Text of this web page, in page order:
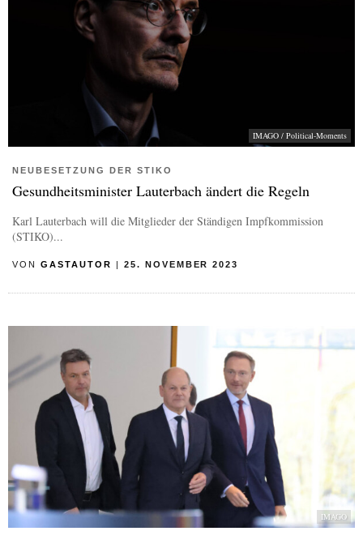
IMAGO / Political-Moments
NEUBESETZUNG DER STIKO
Gesundheitsminister Lauterbach ändert die Regeln
Karl Lauterbach will die Mitglieder der Ständigen Impfkommission
(STIKO)...
VON GASTAUTOR | 25. NOVEMBER 2023
IMAGO